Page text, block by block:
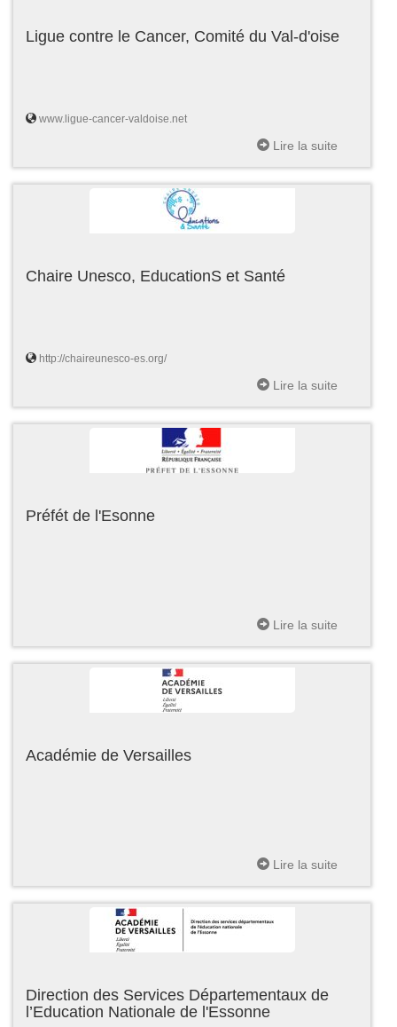
Ligue contre le Cancer, Comité du Val-d'oise
www.ligue-cancer-valdoise.net
Lire la suite
Chaire Unesco, EducationS et Santé
http://chaireunesco-es.org/
Lire la suite
Préfét de l'Esonne
Lire la suite
Académie de Versailles
Lire la suite
Direction des Services Départementaux de
l’Education Nationale de l'Essonne